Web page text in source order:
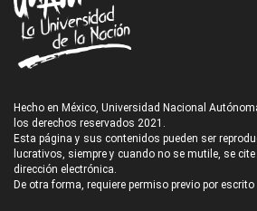
Hecho en México, Universidad Nacional
los derechos reservados 2021.
Esta página y sus contenidos pueden ser
lucrativos, siempre y cuando no se mutile, se
dirección electrónica.
De otra forma, requiere permiso previo por